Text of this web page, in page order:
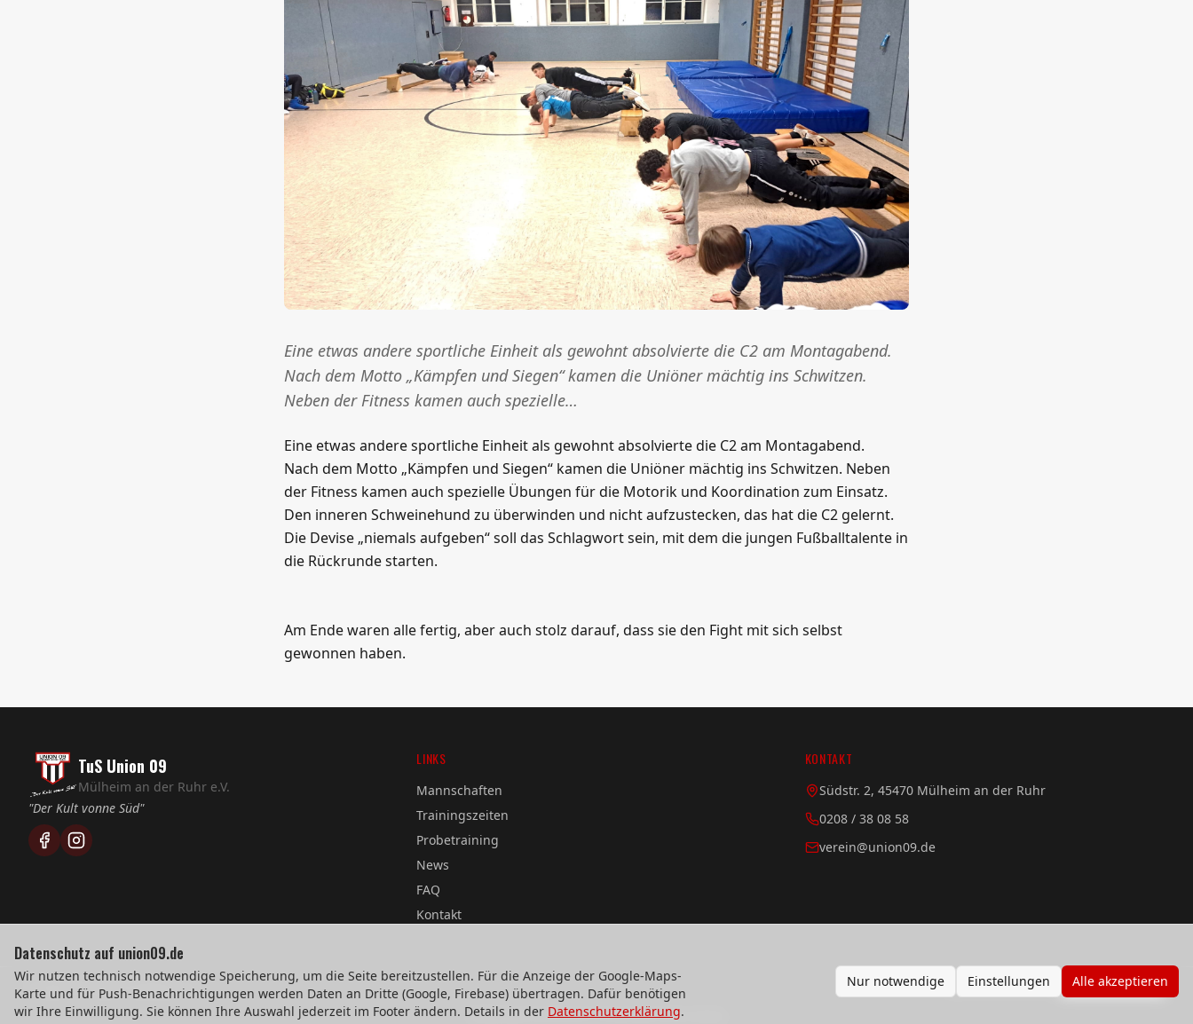
Eine etwas andere sportliche Einheit als gewohnt absolvierte die C2 am Montagabend.
Nach dem Motto „Kämpfen und Siegen“ kamen die Uniöner mächtig ins Schwitzen.
Neben der Fitness kamen auch spezielle…
Eine etwas andere sportliche Einheit als gewohnt absolvierte die C2 am Montagabend.
Nach dem Motto „Kämpfen und Siegen“ kamen die Uniöner mächtig ins Schwitzen. Neben
der Fitness kamen auch spezielle Übungen für die Motorik und Koordination zum Einsatz.
Den inneren Schweinehund zu überwinden und nicht aufzustecken, das hat die C2 gelernt.
Die Devise „niemals aufgeben“ soll das Schlagwort sein, mit dem die jungen Fußballtalente in
die Rückrunde starten.
Am Ende waren alle fertig, aber auch stolz darauf, dass sie den Fight mit sich selbst
gewonnen haben.
TuS Union 09
Mülheim an der Ruhr e.V.
"Der Kult vonne Süd"
LINKS
Mannschaften
Trainingszeiten
Probetraining
News
FAQ
Kontakt
KONTAKT
Südstr. 2, 45470 Mülheim an der Ruhr
0208 / 38 08 58
verein@union09.de
©2026 TuS Union 09 Mülheim e.V. ImpressumDatenschutz
Cookie-Einstellungen
Webdesign & technische Umsetzung:SeeYoo Media
Datenschutz auf union09.de
Wir nutzen technisch notwendige Speicherung, um die Seite bereitzustellen. Für die Anzeige der Google-Maps-
Karte und für Push-Benachrichtigungen werden Daten an Dritte (Google, Firebase) übertragen. Dafür benötigen
wir Ihre Einwilligung. Sie können Ihre Auswahl jederzeit im Footer ändern. Details in der Datenschutzerklärung.
Nur notwendige Einstellungen Alle akzeptieren